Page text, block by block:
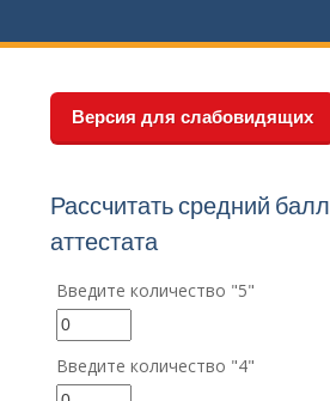
Версия для слабовидящих
Рассчитать средний балл
аттестата
Введите количество "5"
Введите количество "4"